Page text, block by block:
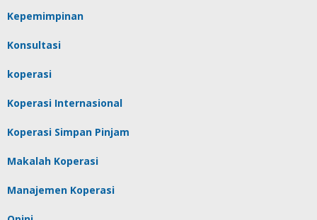
Kepemimpinan
Konsultasi
koperasi
Koperasi Internasional
Koperasi Simpan Pinjam
Makalah Koperasi
Manajemen Koperasi